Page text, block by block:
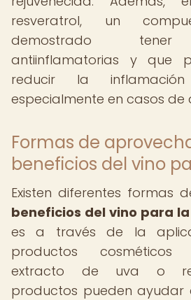
resveratrol, un
demostrado tener
antiinflamatorias y que
reducir la
especialmente en casos de
Formas de
beneficios del vino
Existen diferentes formas
beneficios del vino para
es a través de la
productos cosméticos
extracto de uva o
productos pueden ayudar